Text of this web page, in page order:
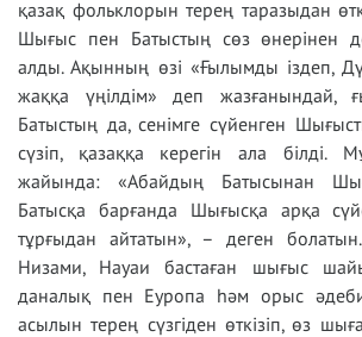
қазақ фольклорын терең таразыдан
Шығыс пен Батыстың сөз өнерінен
алды. Ақынның өзі «Ғылымды іздеп,
жаққа үңілдім» деп жазғанындай,
Батыстың да, сенімге сүйенген
сүзіп, қазаққа керегін ала білді.
жайында: «Абайдың Батысынан
Батысқа барғанда Шығысқа арқа
тұрғыдан айтатын», – деген
Низами, Науаи бастаған шығыс
даналық пен Еуропа һәм орыс
асылын терең сүзгіден өткізіп, өз